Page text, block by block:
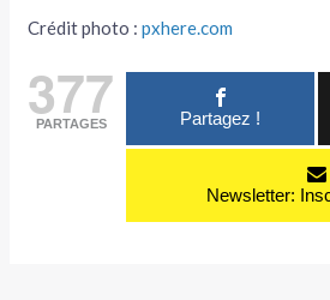
Crédit photo :pxhere.com
377
PARTAGES Partagez !
Newsletter: